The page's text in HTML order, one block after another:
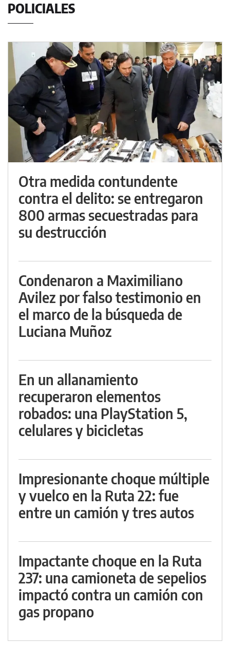
POLICIALES
Otra medida contundente
contra el delito: se entregaron
800 armas secuestradas para
su destrucción
Condenaron a Maximiliano
Avilez por falso testimonio en
el marco de la búsqueda de
Luciana Muñoz
En un allanamiento
recuperaron elementos
robados: una PlayStation 5,
celulares y bicicletas
Impresionante choque múltiple
y vuelco en la Ruta 22: fue
entre un camión y tres autos
Impactante choque en la Ruta
237: una camioneta de sepelios
impactó contra un camión con
gas propano